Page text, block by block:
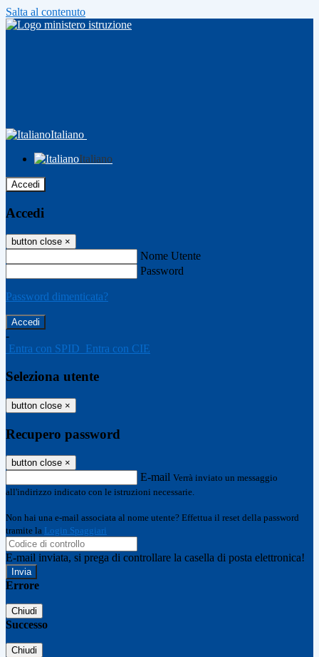
Salta al contenuto
Italiano
Italiano
Accedi
Accedi
button close ×
Nome Utente
Password
Password dimenticata?
-
Entra con SPID Entra con CIE
Seleziona utente
button close ×
Recupero password
button close ×
E-mail Verrà inviato un messaggio
all'indirizzo indicato con le istruzioni necessarie.
Non hai una e-mail associata al nome utente? Effettua il reset della password
tramite la Login Spaggiari
E-mail inviata, si prega di controllare la casella di posta elettronica!
Errore
Chiudi
Successo
Chiudi